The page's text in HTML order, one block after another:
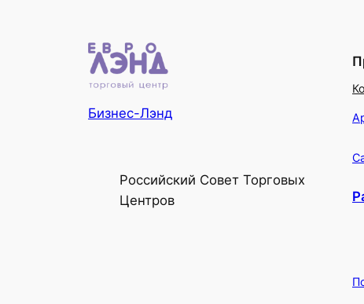
Бизнес-Лэнд
Российский Совет Торговых
Центров